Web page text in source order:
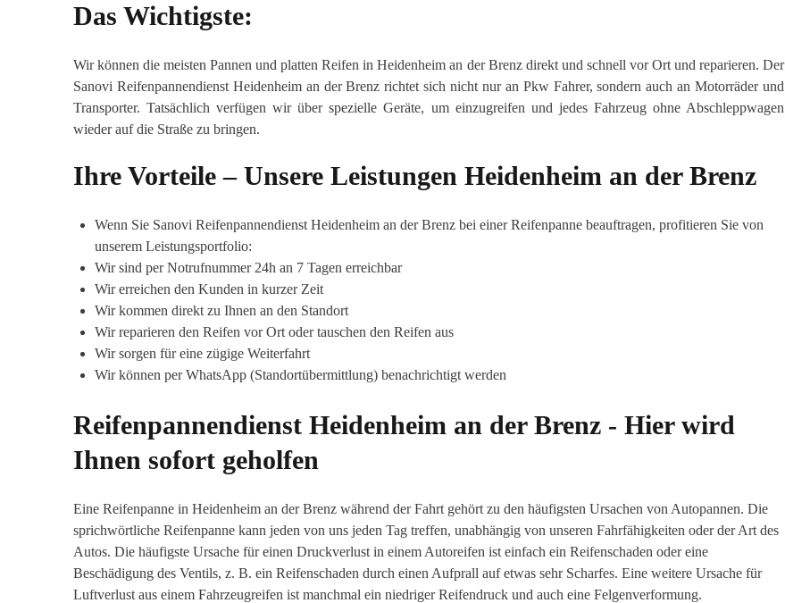
Das Wichtigste:
Wir können die meisten Pannen und platten Reifen in Heidenheim an der Brenz direkt und schnell vor Ort und reparieren. Der
Sanovi Reifenpannendienst Heidenheim an der Brenz richtet sich nicht nur an Pkw Fahrer, sondern auch an Motorräder und
Transporter. Tatsächlich verfügen wir über spezielle Geräte, um einzugreifen und jedes Fahrzeug ohne Abschleppwagen
wieder auf die Straße zu bringen.
Ihre Vorteile – Unsere Leistungen Heidenheim an der Brenz
Wenn Sie Sanovi Reifenpannendienst Heidenheim an der Brenz bei einer Reifenpanne beauftragen, profitieren Sie von
unserem Leistungsportfolio:
Wir sind per Notrufnummer 24h an 7 Tagen erreichbar
Wir erreichen den Kunden in kurzer Zeit
Wir kommen direkt zu Ihnen an den Standort
Wir reparieren den Reifen vor Ort oder tauschen den Reifen aus
Wir sorgen für eine zügige Weiterfahrt
Wir können per WhatsApp (Standortübermittlung) benachrichtigt werden
Reifenpannendienst Heidenheim an der Brenz - Hier wird
Ihnen sofort geholfen
Eine Reifenpanne in Heidenheim an der Brenz während der Fahrt gehört zu den häufigsten Ursachen von Autopannen. Die
sprichwörtliche Reifenpanne kann jeden von uns jeden Tag treffen, unabhängig von unseren Fahrfähigkeiten oder der Art des
Autos. Die häufigste Ursache für einen Druckverlust in einem Autoreifen ist einfach ein Reifenschaden oder eine
Beschädigung des Ventils, z. B. ein Reifenschaden durch einen Aufprall auf etwas sehr Scharfes. Eine weitere Ursache für
Luftverlust aus einem Fahrzeugreifen ist manchmal ein niedriger Reifendruck und auch eine Felgenverformung.